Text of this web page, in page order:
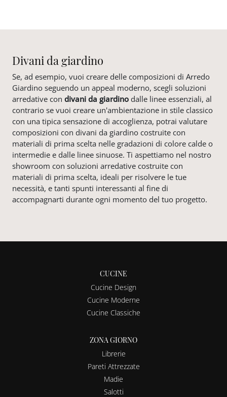
Divani da giardino
Se, ad esempio, vuoi creare delle composizioni di Arredo
Giardino seguendo un appeal moderno, scegli soluzioni
arredative con divani da giardino dalle linee essenziali, al
contrario se vuoi creare un'ambientazione in stile classico
con una tipica sensazione di accoglienza, potrai valutare
composizioni con divani da giardino costruite con
materiali di prima scelta nelle gradazioni di colore calde o
intermedie e dalle linee sinuose. Ti aspettiamo nel nostro
showroom con soluzioni arredative costruite con
materiali di prima scelta, ideali per risolvere le tue
necessità, e tanti spunti interessanti al fine di
accompagnarti durante ogni momento del tuo progetto.
CUCINE
Cucine Design
Cucine Moderne
Cucine Classiche
ZONA GIORNO
Librerie
Pareti Attrezzate
Madie
Salotti